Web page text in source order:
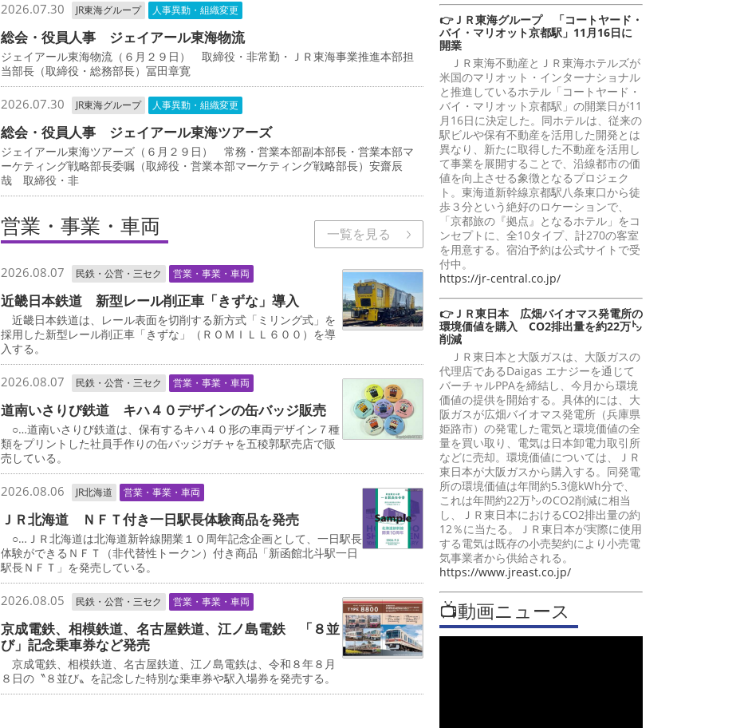
2026.07.30 JR東海グループ 人事異動・組織変更
総会・役員人事 ジェイアール東海物流
ジェイアール東海物流（６月２９日） 取締役・非常勤・ＪＲ東海事業推進本部担
当部長（取締役・総務部長）冨田章寛
2026.07.30 JR東海グループ 人事異動・組織変更
総会・役員人事 ジェイアール東海ツアーズ
ジェイアール東海ツアーズ（６月２９日） 常務・営業本部副本部長・営業本部マ
ーケティング戦略部長委嘱（取締役・営業本部マーケティング戦略部長）安齋辰
哉 取締役・非
営業・事業・車両 一覧を見る
2026.08.07 民鉄・公営・三セク 営業・事業・車両
近畿日本鉄道 新型レール削正車「きずな」導入
近畿日本鉄道は、レール表面を切削する新方式「ミリング式」を
採用した新型レール削正車「きずな」（ＲＯＭＩＬＬ６００）を導
入する。
2026.08.07 民鉄・公営・三セク 営業・事業・車両
道南いさりび鉄道 キハ４０デザインの缶バッジ販売
○…道南いさりび鉄道は、保有するキハ４０形の車両デザイン７種
類をプリントした社員手作りの缶バッジガチャを五稜郭駅売店で販
売している。
2026.08.06 JR北海道 営業・事業・車両
ＪＲ北海道 ＮＦＴ付き一日駅長体験商品を発売
○…ＪＲ北海道は北海道新幹線開業１０周年記念企画として、一日駅長
体験ができるＮＦＴ（非代替性トークン）付き商品「新函館北斗駅一日
駅長ＮＦＴ」を発売している。
2026.08.05 民鉄・公営・三セク 営業・事業・車両
京成電鉄、相模鉄道、名古屋鉄道、江ノ島電鉄 「８並
び」記念乗車券など発売
京成電鉄、相模鉄道、名古屋鉄道、江ノ島電鉄は、令和８年８月
８日の〝８並び〟を記念した特別な乗車券や駅入場券を発売する。
👉ＪＲ東海グループ 「コートヤード・
バイ・マリオット京都駅」11月16日に
開業
ＪＲ東海不動産とＪＲ東海ホテルズが
米国のマリオット・インターナショナル
と推進しているホテル「コートヤード・
バイ・マリオット京都駅」の開業日が11
月16日に決定した。同ホテルは、従来の
駅ビルや保有不動産を活用した開発とは
異なり、新たに取得した不動産を活用し
て事業を展開することで、沿線都市の価
値を向上させる象徴となるプロジェク
ト。東海道新幹線京都駅八条東口から徒
歩３分という絶好のロケーションで、
「京都旅の『拠点』となるホテル」をコ
ンセプトに、全10タイプ、計270の客室
を用意する。宿泊予約は公式サイトで受
付中。
https://jr-central.co.jp/
👉ＪＲ東日本 広畑バイオマス発電所の
環境価値を購入 CO2排出量を約22万㌧
削減
ＪＲ東日本と大阪ガスは、大阪ガスの
代理店であるDaigas エナジーを通じて
バーチャルPPAを締結し、今月から環境
価値の提供を開始する。具体的には、大
阪ガスが広畑バイオマス発電所（兵庫県
姫路市）の発電した電気と環境価値の全
量を買い取り、電気は日本卸電力取引所
などに売却。環境価値については、ＪＲ
東日本が大阪ガスから購入する。同発電
所の環境価値は年間約5.3億kWh分で、
これは年間約22万㌧のCO2削減に相当
し、ＪＲ東日本におけるCO2排出量の約
12％に当たる。ＪＲ東日本が実際に使用
する電気は既存の小売契約により小売電
気事業者から供給される。
https://www.jreast.co.jp/
📺動画ニュース